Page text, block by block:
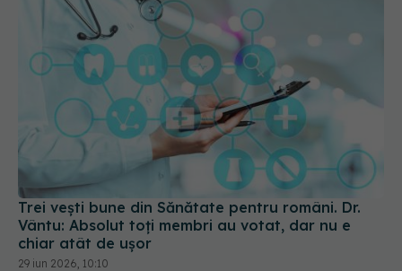
Trei vești bune din Sănătate pentru români. Dr.
Vântu: Absolut toți membri au votat, dar nu e
chiar atât de ușor
29 iun 2026, 10:10